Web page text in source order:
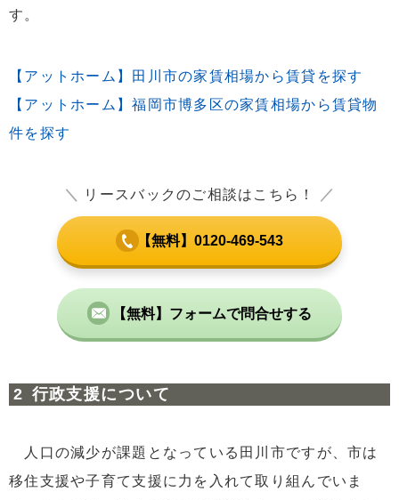
す。
【アットホーム】田川市の家賃相場から賃貸を探す
【アットホーム】福岡市博多区の家賃相場から賃貸物
件を探す
＼ リースバックのご相談はこちら！ ／
【無料】0120-469-543
【無料】フォームで問合せする
行政支援について
人口の減少が課題となっている田川市ですが、市は
移住支援や子育て支援に力を入れて取り組んでいま